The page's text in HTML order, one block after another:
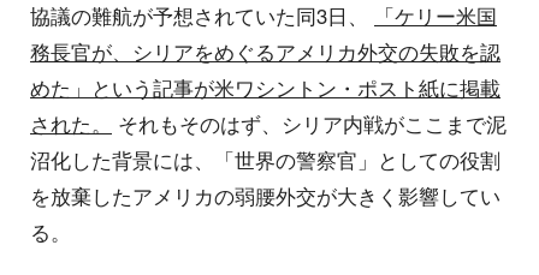
協議の難航が予想されていた同3日、
「ケリー米国
務長官が、シリアをめぐるアメリカ外交の失敗を認
めた」という記事が米ワシントン・ポスト紙に掲載
された。
それもそのはず、シリア内戦がここまで泥
沼化した背景には、「世界の警察官」としての役割
を放棄したアメリカの弱腰外交が大きく影響してい
る。